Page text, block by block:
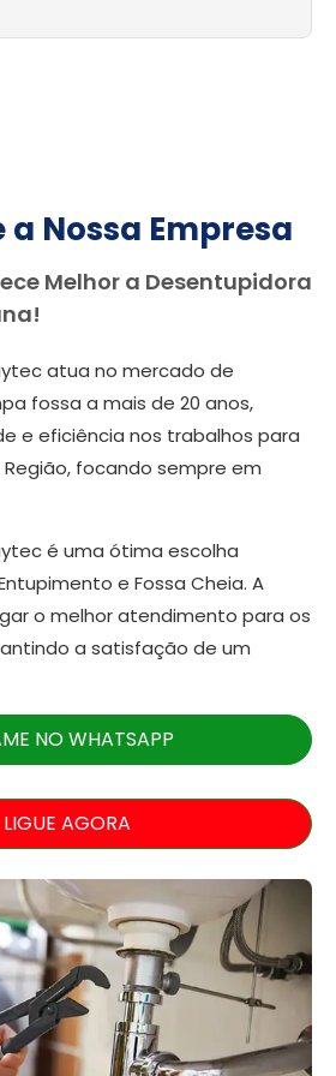
a Nossa Empresa
Melhor a Desentupidora
atua no mercado de
fossa a mais de 20 anos,
e eficiência nos trabalhos para
focando sempre em
é uma ótima escolha
e Fossa Cheia. A
o melhor atendimento para os
a satisfação de um
NO WHATSAPP
LIGUE AGORA